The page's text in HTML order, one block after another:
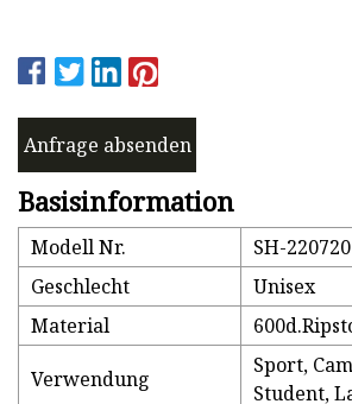
Anfrage absenden
Basisinformation
Modell Nr.
SH-220720
Geschlecht
Unisex
Material
Verwendung
Sport,
Student,